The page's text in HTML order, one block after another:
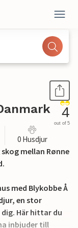
4
out of 5
0 Husdjur
mellan Rønne
med Blykobbe Å
en stor
Här hittar du
inbjuder till